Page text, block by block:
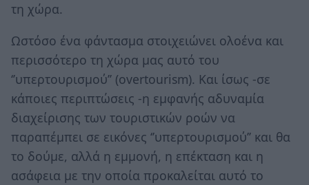
τη χώρα.
Ωστόσο ένα φάντασμα στοιχειώνει ολοένα και
περισσότερο τη χώρα μας αυτό του
‘’υπερτουρισμού’’ (overtourism). Και ίσως -σε
κάποιες περιπτώσεις -η εμφανής αδυναμία
διαχείρισης των τουριστικών ροών να
παραπέμπει σε εικόνες ‘’υπερτουρισμού’’ και θα
το δούμε, αλλά η εμμονή, η επέκταση και η
ασάφεια με την οποία προκαλείται αυτό το